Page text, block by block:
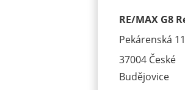
RE/MAX G8
Pekárenská
37004 České
Budějovice